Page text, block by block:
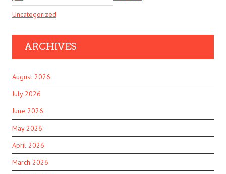
Uncategorized
ARCHIVES
August 2026
July 2026
June 2026
May 2026
April 2026
March 2026